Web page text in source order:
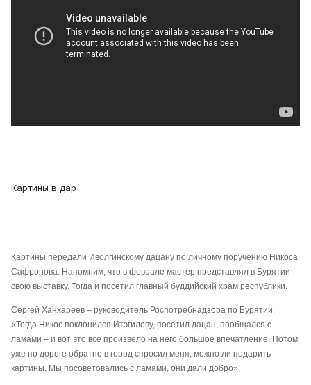
Картины в дар
Картины передали Иволгинскому дацану по личному поручению Никоса
Сафронова. Напомним, что в феврале мастер представлял в Бурятии
свою выставку. Тогда и посетил главный буддийский храм республики.
Сергей Ханхареев – руководитель Роспотребнадзора по Бурятии:
«Тогда Никос поклонился Итэгилову, посетил дацан, пообщался с
ламами – и вот это все произвело на него большое впечатление. Потом
уже по дороге обратно в город спросил меня, можно ли подарить
картины. Мы посоветовались с ламами, они дали добро».